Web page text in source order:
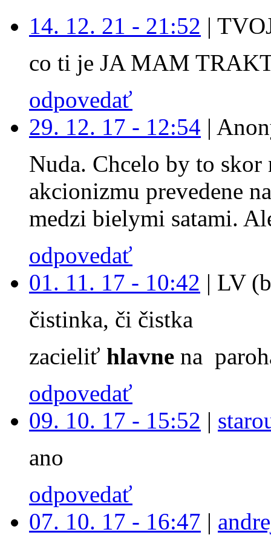
14. 12. 21 - 21:52 |
co ti je JA MAM
odpovedať
29. 12. 17 - 12:54 |
Nuda. Chcelo by to
akcionizmu prevedene
medzi bielymi satami.
odpovedať
01. 11. 17 - 10:42 | LV
čistinka, či čistka
zacieliť hlavne na
odpovedať
09. 10. 17 - 15:52 |
ano
odpovedať
07. 10. 17 - 16:47 |